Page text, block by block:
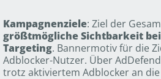
Kampagnenziele: Ziel der
größtmögliche Sichtbarkeit
Targeting. Bannermotiv für die
Adblocker-Nutzer. Über
trotz aktiviertem Adblocker an